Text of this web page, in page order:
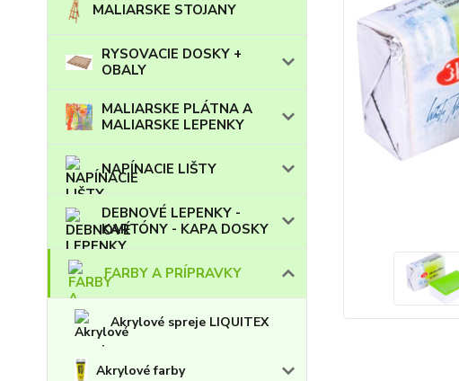
MALIARSKE STOJANY
RYSOVACIE DOSKY +
OBALY
MALIARSKE PLÁTNA A
MALIARSKE LEPENKY
NAPÍNACIE LIŠTY
DEBNOVÉ LEPENKY -
KARTÓNY - KAPA DOSKY
FARBY A PRÍPRAVKY
Akrylové spreje LIQUITEX
Akrylové farby